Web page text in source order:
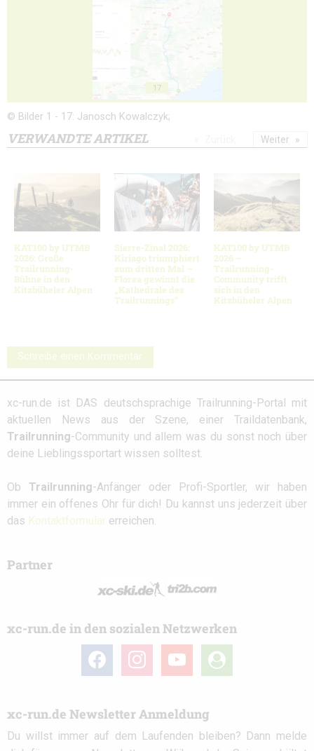
17
© Bilder 1 - 17: Janosch Kowalczyk;
VERWANDTE ARTIKEL
KAT100 by UTMB
2026: Große
Trailrunning-
Bühne in den
Kitzbüheler Alpen
Sierre-Zinal 2026:
Kiriago triumphiert
zum dritten Mal –
Florea gewinnt die
„Kathedrale des
Trailrunnings“
KAT100 by UTMB
2026 –
Trailrunning-
Community trifft
sich in den
Kitzbüheler Alpen
Weiter
Schreibe einen Kommentar
xc-run.de ist DAS deutschsprachige Trailrunning-Portal mit
aktuellen News aus der Szene, einer Traildatenbank,
Trailrunning-Community und allem was du sonst noch über
deine Lieblingssportart wissen solltest.
Ob Trailrunning-Anfänger oder Profi-Sportler, wir haben
immer ein offenes Ohr für dich! Du kannst uns jederzeit über
das Kontaktformular erreichen.
Partner
xc-run.de in den sozialen Netzwerken
facebook instagram youtube
user-
circle
xc-run.de Newsletter Anmeldung
Du willst immer auf dem Laufenden bleiben? Dann melde